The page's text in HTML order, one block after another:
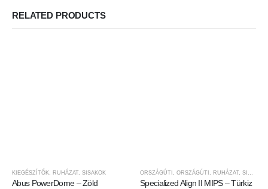
RELATED PRODUCTS
KIEGÉSZÍTŐK, RUHÁZAT, SISAKOK
Abus PowerDome – Zöld
ORSZÁGÚTI , ORSZÁGÚTI , RUHÁZAT, SISAKOK
Specialized Align II MIPS – Türkiz